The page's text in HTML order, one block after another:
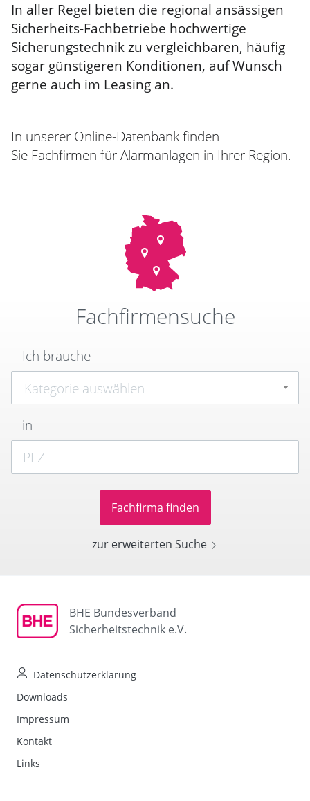
In aller Regel bieten die regional ansässigen
Sicherheits-Fachbetriebe hochwertige
Sicherungstechnik zu vergleichbaren, häufig
sogar günstigeren Konditionen, auf Wunsch
gerne auch im Leasing an.
In unserer Online-Datenbank finden
Sie Fachfirmen für Alarmanlagen in Ihrer Region.
Fachfirmensuche
Ich brauche
Kategorie auswählen
in
Fachfirma finden
zur erweiterten Suche
BHE Bundesverband
Sicherheitstechnik e.V.
Datenschutzerklärung
Downloads
Impressum
Kontakt
Links